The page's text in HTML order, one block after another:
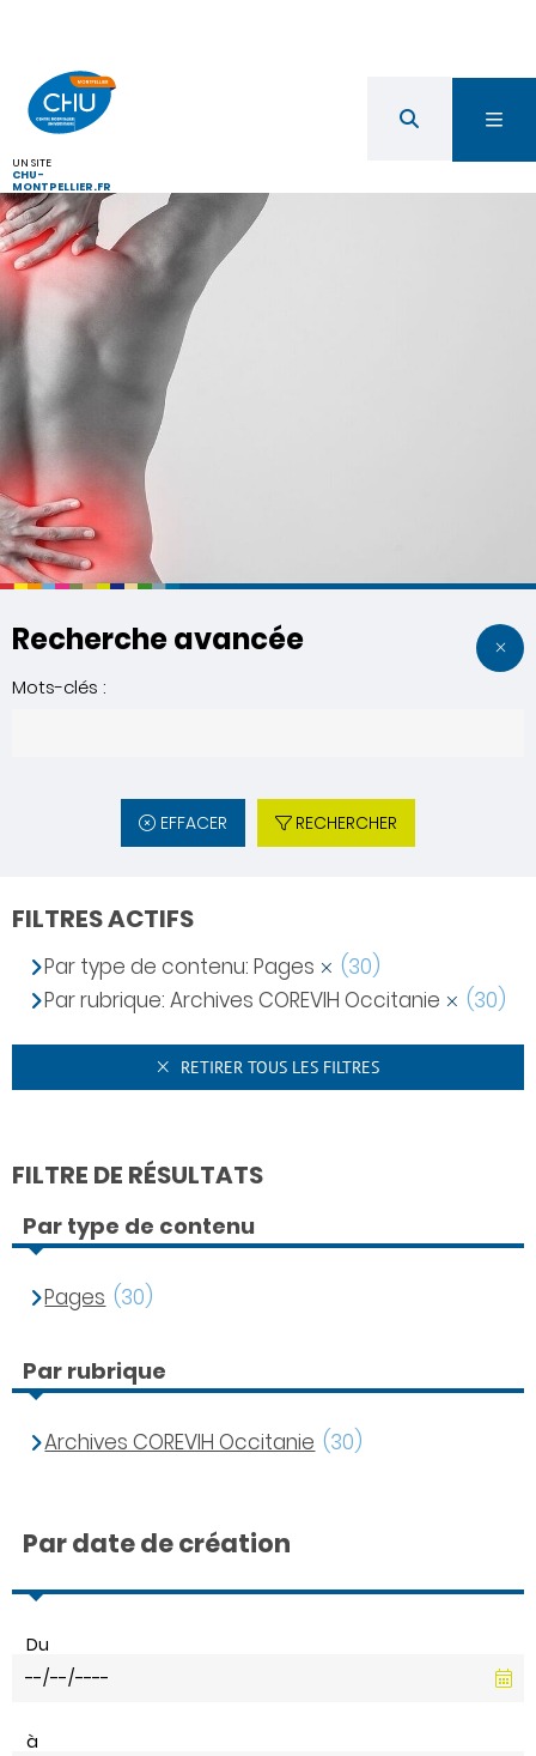
UN SITE
CHU-
MONTPELLIER.FR
Recherche avancée
Mots-clés :
EFFACER RECHERCHER
FILTRES ACTIFS
Par type de contenu: Pages
(30)
Par rubrique: Archives COREVIH Occitanie
(30)
RETIRER TOUS LES FILTRES
FILTRE DE RÉSULTATS
Par type de contenu
Pages (30)
Par rubrique
Archives COREVIH Occitanie (30)
Par date de création
Du
à